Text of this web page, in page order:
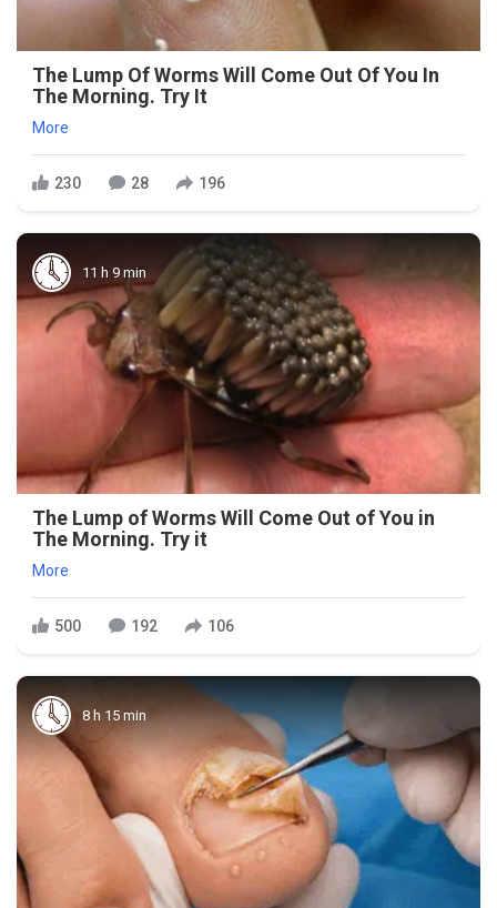
The Lump Of Worms Will Come Out Of You In
The Morning. Try It
More
230 28 196
11 h 9 min
The Lump of Worms Will Come Out of You in
The Morning. Try it
More
500 192 106
8 h 15 min